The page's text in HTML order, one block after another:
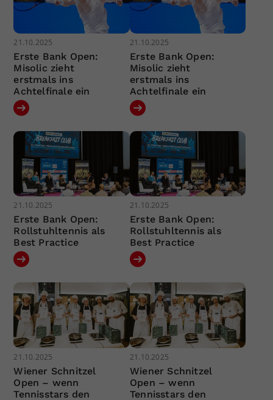
21.10.2025
Erste Bank Open:
Misolic zieht
erstmals ins
Achtelfinale ein
21.10.2025
Erste Bank Open:
Misolic zieht
erstmals ins
Achtelfinale ein
21.10.2025
Erste Bank Open:
Rollstuhltennis als
Best Practice
21.10.2025
Erste Bank Open:
Rollstuhltennis als
Best Practice
21.10.2025
Wiener Schnitzel
Open – wenn
Tennisstars den
21.10.2025
Wiener Schnitzel
Open – wenn
Tennisstars den